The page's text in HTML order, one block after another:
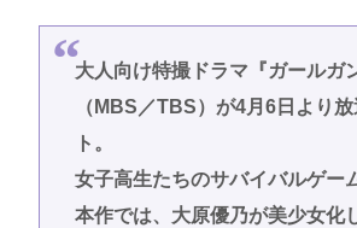
大人向け特撮ドラマ『ガールガ
（MBS／TBS）が4月6日より
ト。
女子高生たちのサバイバルゲー
本作では、大原優乃が美少女化